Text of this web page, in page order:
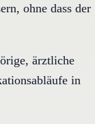
ohne dass der
ärztliche
in